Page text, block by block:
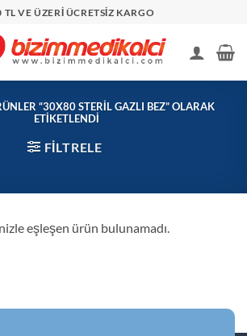
TL VE ÜZERİ ÜCRETSİZ KARGO
“30X80 STERIL GAZLI BEZ” OLARAK
ETIKETLENDI
FILTRELE
eşleşen ürün bulunamadı.